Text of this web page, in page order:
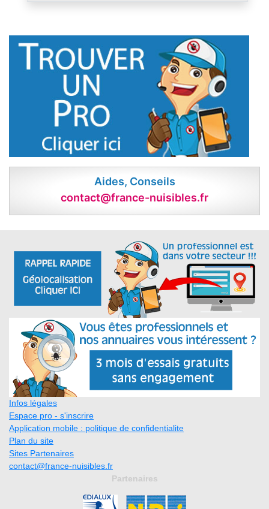
Aides, Conseils
contact@france-nuisibles.fr
Infos légales
Espace pro - s'inscrire
Application mobile : politique de confidentialite
Plan du site
Sites Partenaires
contact@france-nuisibles.fr
Partenaires